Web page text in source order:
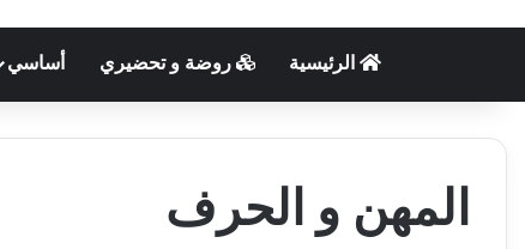
الرئيسية روضة و تحضيري أساسي
المهن و الحرف